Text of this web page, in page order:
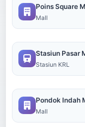
Poins Square
Mall
Stasiun Pasar
Stasiun KRL
Pondok Indah
Mall